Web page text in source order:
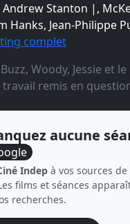
Andrew Stanton |,
Hanks, Jean-Philippe
complet
Woody, Jessie et
remis en
aucune
Indep à vos sources
films et séances
recherches.